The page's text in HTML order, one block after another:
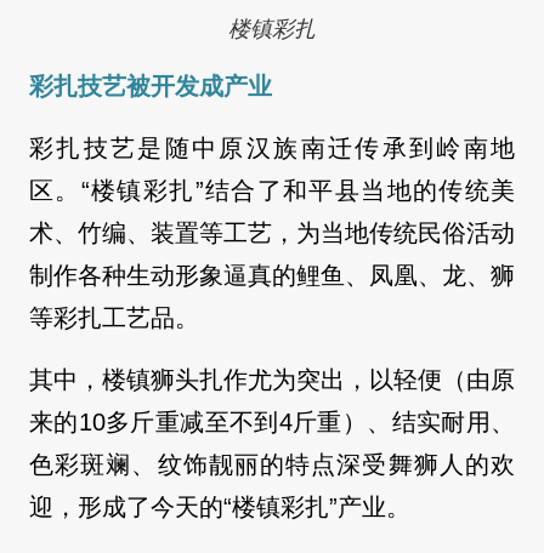
楼镇彩扎
彩扎技艺被开发成产业
彩扎技艺是随中原汉族南迁传承到岭南地
区。“楼镇彩扎”结合了和平县当地的传统美
术、竹编、装置等工艺，为当地传统民俗活动
制作各种生动形象逼真的鲤鱼、凤凰、龙、狮
等彩扎工艺品。
其中，楼镇狮头扎作尤为突出，以轻便（由原
来的10多斤重减至不到4斤重）、结实耐用、
色彩斑斓、纹饰靓丽的特点深受舞狮人的欢
迎，形成了今天的“楼镇彩扎”产业。